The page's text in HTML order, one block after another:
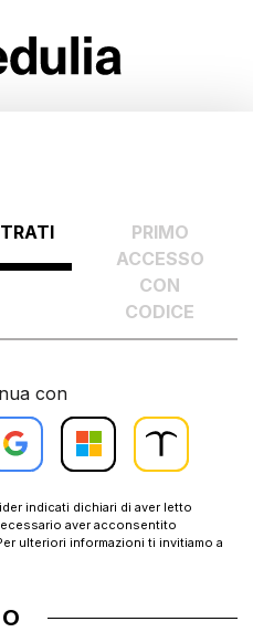
PRIMO
ACCESSO
CON
CODICE
O
con
con
Accedi
con
Microsoft
Accedi
con
Treccani
Scuola
indicati dichiari di aver letto
aver acconsentito
ulteriori informazioni ti invitiamo a